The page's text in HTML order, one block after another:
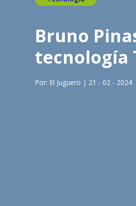
Bruno
tecnología
Por: El Juguero | 21 - 02 - 2024